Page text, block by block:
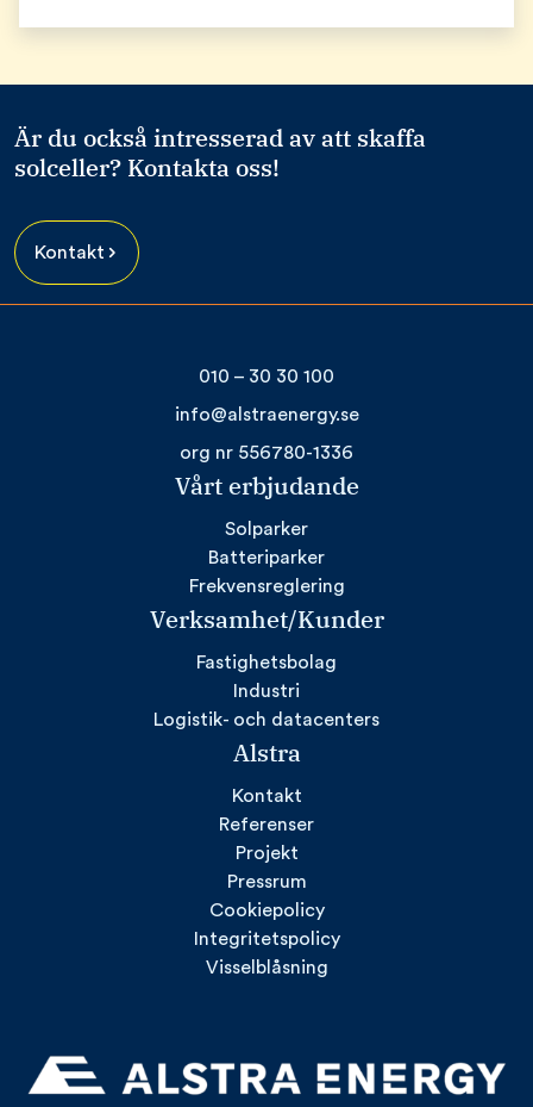
Är du också intresserad av att skaffa
solceller? Kontakta oss!
Kontakt
010 – 30 30 100
info@alstraenergy.se
org nr 556780-1336
Vårt erbjudande
Solparker
Batteriparker
Frekvensreglering
Verksamhet/Kunder
Fastighetsbolag
Industri
Logistik- och datacenters
Alstra
Kontakt
Referenser
Projekt
Pressrum
Cookiepolicy
Integritetspolicy
Visselblåsning